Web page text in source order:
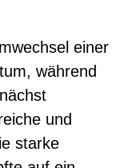
einer
während
und
starke